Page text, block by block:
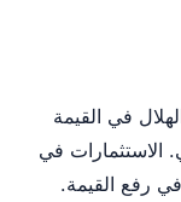
في القيمة
في
رفع القيمة.